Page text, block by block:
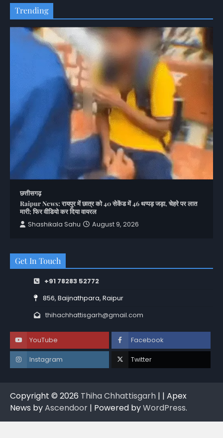
Trending
छत्तीसगढ़
Raipur News: रायपुर में छात्र को 40 सेकेंड में 46 थप्पड़ जड़ा, चेहरे पर लात
मारी; फिर वीडियो कर दिया वायरल
Shashikala Sahu
August 9, 2026
Get In Touch
+91 78283 52772
856, Baijnathpara, Raipur
thihachhattisgarh@gmail.com
YouTube Facebook
Instagram Twitter
Copyright © 2026 Thiha Chhattisgarh | | Apex
News byAscendoor | Powered byWordPress.